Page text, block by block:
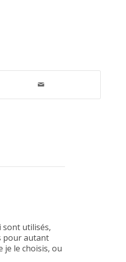
sont utilisés,
pour autant
je le choisis, ou